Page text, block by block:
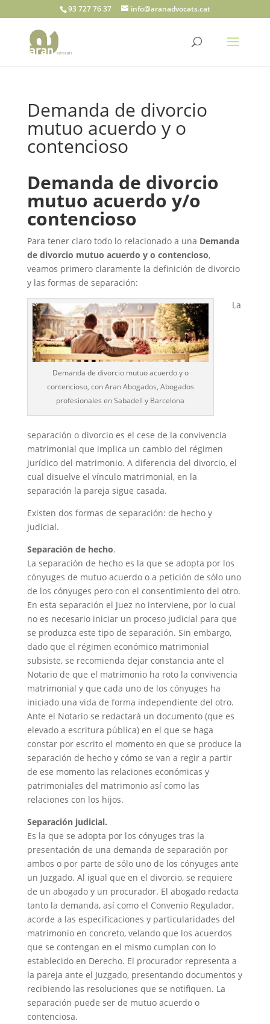
93 727 76 37 info@aranadvocats.cat
Demanda de divorcio
mutuo acuerdo y o
contencioso
Demanda de divorcio
mutuo acuerdo y/o
contencioso
Para tener claro todo lo relacionado a una Demanda
de divorcio mutuo acuerdo y o contencioso,
veamos primero claramente la definición de divorcio
y las formas de separación:
Demanda de divorcio mutuo acuerdo y o
contencioso, con Aran Abogados, Abogados
profesionales en Sabadell y Barcelona
La
separación o divorcio es el cese de la convivencia
matrimonial que implica un cambio del régimen
jurídico del matrimonio. A diferencia del divorcio, el
cual disuelve el vínculo matrimonial, en la
separación la pareja sigue casada.
Existen dos formas de separación: de hecho y
judicial.
Separación de hecho.
La separación de hecho es la que se adopta por los
cónyuges de mutuo acuerdo o a petición de sólo uno
de los cónyuges pero con el consentimiento del otro.
En esta separación el Juez no interviene, por lo cual
no es necesario iniciar un proceso judicial para que
se produzca este tipo de separación. Sin embargo,
dado que el régimen económico matrimonial
subsiste, se recomienda dejar constancia ante el
Notario de que el matrimonio ha roto la convivencia
matrimonial y que cada uno de los cónyuges ha
iniciado una vida de forma independiente del otro.
Ante el Notario se redactará un documento (que es
elevado a escritura pública) en el que se haga
constar por escrito el momento en que se produce la
separación de hecho y cómo se van a regir a partir
de ese momento las relaciones económicas y
patrimoniales del matrimonio así como las
relaciones con los hijos.
Separación judicial.
Es la que se adopta por los cónyuges tras la
presentación de una demanda de separación por
ambos o por parte de sólo uno de los cónyuges ante
un Juzgado. Al igual que en el divorcio, se requiere
de un abogado y un procurador. El abogado redacta
tanto la demanda, así como el Convenio Regulador,
acorde a las especificaciones y particularidades del
matrimonio en concreto, velando que los acuerdos
que se contengan en el mismo cumplan con lo
establecido en Derecho. El procurador representa a
la pareja ante el Juzgado, presentando documentos y
recibiendo las resoluciones que se notifiquen. La
separación puede ser de mutuo acuerdo o
contenciosa.